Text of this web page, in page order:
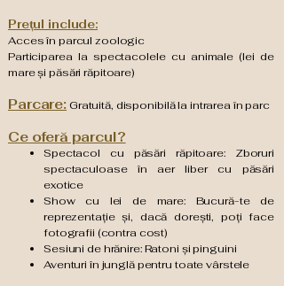
Prețul include:
Acces în parcul zoologic
Participarea la spectacolele cu animale (lei de
mare și păsări răpitoare)
Parcare: Gratuită, disponibilă la intrarea în parc
Ce oferă parcul?
Spectacol cu păsări răpitoare: Zboruri
spectaculoase în aer liber cu păsări
exotice
Show cu lei de mare: Bucură-te de
reprezentație și, dacă dorești, poți face
fotografii (contra cost)
Sesiuni de hrănire: Ratoni și pinguini
Aventuri în junglă pentru toate vârstele